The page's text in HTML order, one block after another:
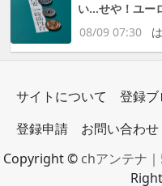
い…せや！ユー
08/09 07:30
サイトについて 登録
登録申請
お問い合わせ
Copyright © chアンテナ